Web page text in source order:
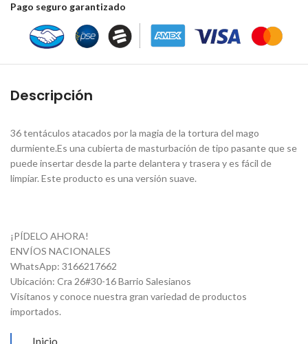
Pago seguro garantizado
Descripción
36 tentáculos atacados por la magia de la tortura del mago
durmiente.Es una cubierta de masturbación de tipo pasante que se
puede insertar desde la parte delantera y trasera y es fácil de
limpiar. Este producto es una versión suave.
¡PÍDELO AHORA!
ENVÍOS NACIONALES
WhatsApp: 3166217662
Ubicación: Cra 26#30-16 Barrio Salesianos
Visítanos y conoce nuestra gran variedad de productos
importados.
Inicio